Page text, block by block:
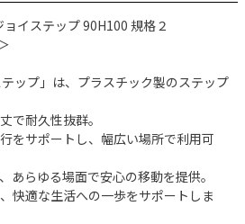
イステップ 90H100 規格２
ップ」は、プラスチック製のステップ
で耐久性抜群。
をサポートし、幅広い場所で利用可
らゆる場面で安心の移動を提供。
快適な生活への一歩をサポートしま